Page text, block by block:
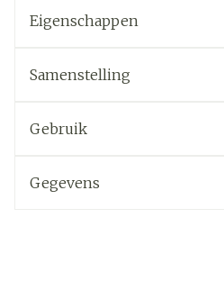
Eigenschappen
Samenstelling
Gebruik
Gegevens